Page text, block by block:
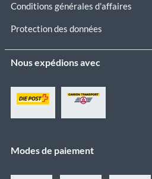
Conditions générales d'affaires
Protection des données
Nous expédions avec
Modes de paiement